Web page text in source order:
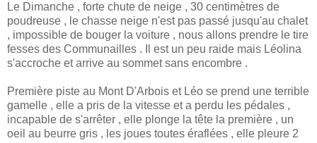
Le Dimanche , forte chute de neige , 30 centimètres de
poudreuse , le chasse neige n'est pas passé jusqu'au chalet
, impossible de bouger la voiture , nous allons prendre le tire
fesses des Communailles . Il est un peu raide mais Léolina
s'accroche et arrive au sommet sans encombre .
Première piste au Mont D'Arbois et Léo se prend une terrible
gamelle , elle a pris de la vitesse et a perdu les pédales ,
incapable de s'arrêter , elle plonge la tête la première , un
oeil au beurre gris , les joues toutes éraflées , elle pleure 2